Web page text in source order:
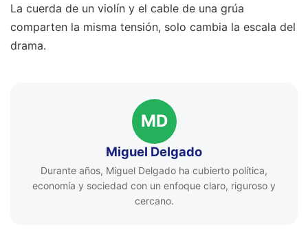
La cuerda de un violín y el cable de una grúa
comparten la misma tensión, solo cambia la escala del
drama.
MD
Miguel Delgado
Durante años, Miguel Delgado ha cubierto política,
economía y sociedad con un enfoque claro, riguroso y
cercano.